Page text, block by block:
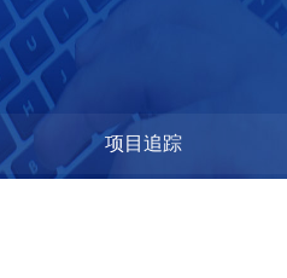
现系统
项目追踪